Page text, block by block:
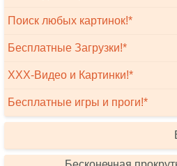
Поиск любых картинок!*
Бесплатные Загрузки!*
XXX-Видео и Картинки!*
Бесплатные игры и проги!*